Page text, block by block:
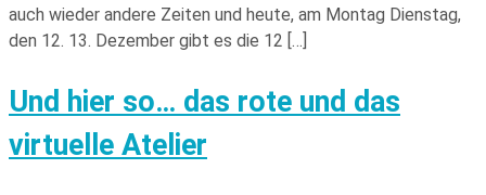
auch wieder andere Zeiten und heute, am Montag Dienstag,
den 12. 13. Dezember gibt es die 12 […]
Und hier so… das rote und das
virtuelle Atelier